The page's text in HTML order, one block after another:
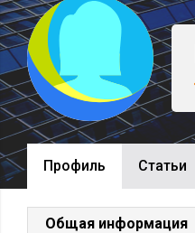
Профиль Cтатьи
Общая информация